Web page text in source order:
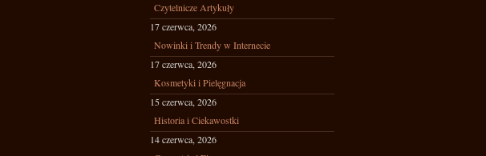
Czytelnicze Artykuły
17 czerwca, 2026
Nowinki i Trendy w Internecie
17 czerwca, 2026
Kosmetyki i Pielęgnacja
15 czerwca, 2026
Historia i Ciekawostki
14 czerwca, 2026